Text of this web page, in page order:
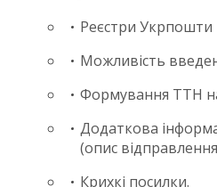
Реєстри Укрпошти
Можливість
Формування ТТН
Додаткова
(опис
Крихкі посилки.